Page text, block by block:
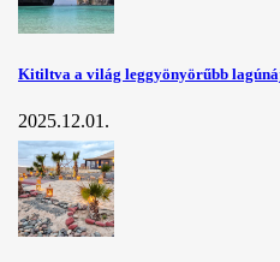
Kitiltva a világ leggyönyörűbb
2025.12.01.